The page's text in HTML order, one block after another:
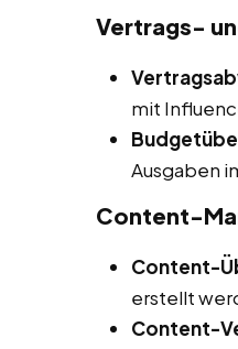
Vertrags-
mit
Ausgaben
Content-
Content-
erstellt
Content-